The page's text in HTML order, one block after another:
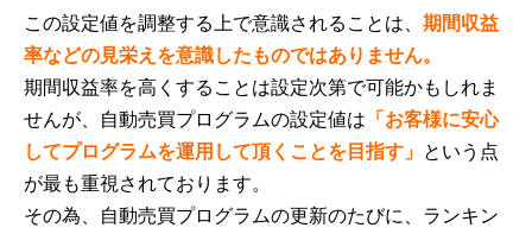
この設定値を調整する上で意識されることは、 期間収益
率などの見栄えを意識したものではありません。
期間収益率を高くすることは設定次第で可能かもしれま
せんが、自動売買プログラムの設定値は 「お客様に安心
してプログラムを運用して頂くことを目指す」 という点
が最も重視されております。
その為、自動売買プログラムの更新のたびに、ランキン